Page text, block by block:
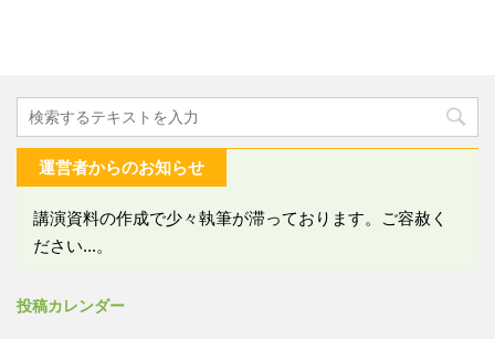
運営者からのお知らせ
講演資料の作成で少々執筆が滞っております。ご容赦く
ださい...。
投稿カレンダー